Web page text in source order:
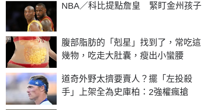
NBA／科比提點詹皇 緊盯金州孩子
腹部脂肪的「剋星」找到了，常吃這
幾物，吃走大肚囊，瘦出小蠻腰
PR
道奇外野太擠要賣人？擺「左投殺
手」上架全為史庫柏：2強權瘋搶